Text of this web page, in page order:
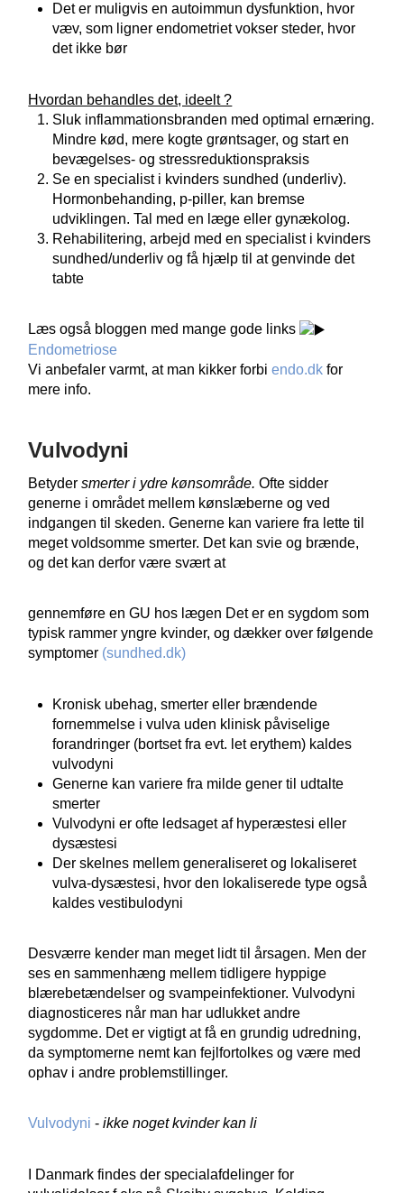
Det er muligvis en autoimmun dysfunktion, hvor
væv, som ligner endometriet vokser steder, hvor
det ikke bør
Hvordan behandles det, ideelt ?
Sluk inflammationsbranden med optimal ernæring.
Mindre kød, mere kogte grøntsager, og start en
bevægelses- og stressreduktionspraksis
Se en specialist i kvinders sundhed (underliv).
Hormonbehanding, p-piller, kan bremse
udviklingen. Tal med en læge eller gynækolog.
Rehabilitering, arbejd med en specialist i kvinders
sundhed/underliv og få hjælp til at genvinde det
tabte
Læs også bloggen med mange gode links
Endometriose
Vi anbefaler varmt, at man kikker forbi endo.dk for
mere info.
Vulvodyni
Betydersmerter i ydre kønsområde.Ofte sidder
generne i området mellem kønslæberne og ved
indgangen til skeden. Generne kan variere fra lette til
meget voldsomme smerter. Det kan svie og brænde,
og det kan derfor være svært at
gennemføre en GU hos lægen Det er en sygdom som
typisk rammer yngre kvinder, og dækker over følgende
symptomer (sundhed.dk)
Kronisk ubehag, smerter eller brændende
fornemmelse i vulva uden klinisk påviselige
forandringer (bortset fra evt. let erythem) kaldes
vulvodyni
Generne kan variere fra milde gener til udtalte
smerter
Vulvodyni er ofte ledsaget af hyperæstesi eller
dysæstesi
Der skelnes mellem generaliseret og lokaliseret
vulva-dysæstesi, hvor den lokaliserede type også
kaldes vestibulodyni
Desværre kender man meget lidt til årsagen. Men der
ses en sammenhæng mellem tidligere hyppige
blærebetændelser og svampeinfektioner. Vulvodyni
diagnosticeres når man har udlukket andre
sygdomme. Det er vigtigt at få en grundig udredning,
da symptomerne nemt kan fejlfortolkes og være med
ophav i andre problemstillinger.
Vulvodyni -ikke noget kvinder kan li
I Danmark findes der specialafdelinger for